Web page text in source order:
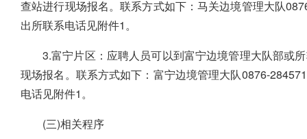
查站进行现场报名。联系方式如下：马关边境管理大队
出所联系电话见附件1。
3.富宁片区：应聘人员可以到富宁边境管理大队部或
现场报名。联系方式如下：富宁边境管理大队0876-
电话见附件1。
(三)相关程序